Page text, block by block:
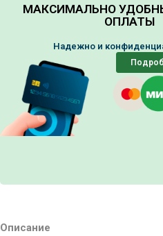
МАКСИМАЛЬНО
ОПЛАТЫ
Надежно и
Описание